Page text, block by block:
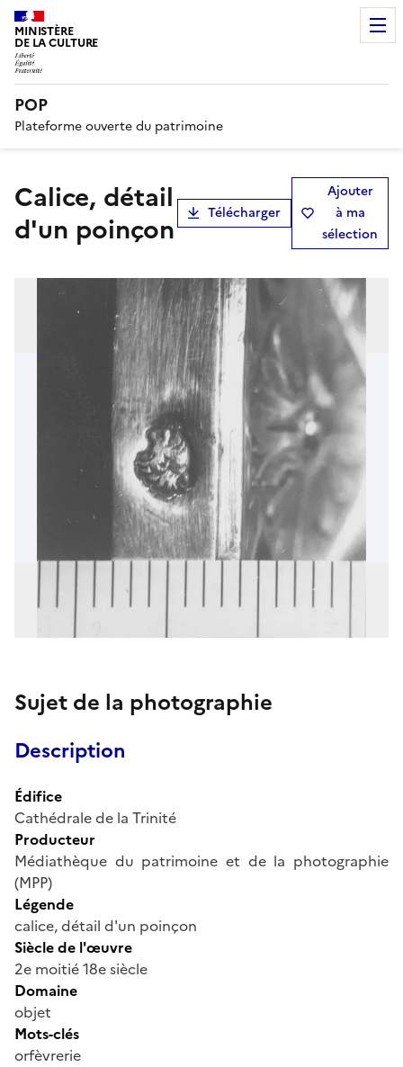
MINISTÈRE
DE LA CULTURE
POP
Plateforme ouverte du patrimoine
calice, détail
d'un poinçon
Télécharger
Ajouter
à ma
sélection
Sujet de la photographie
Description
Édifice
Cathédrale de la Trinité
Producteur
Médiathèque du patrimoine et de la photographie
(MPP)
Légende
calice, détail d'un poinçon
Siècle de l'œuvre
2e moitié 18e siècle
Domaine
objet
Mots-clés
orfèvrerie